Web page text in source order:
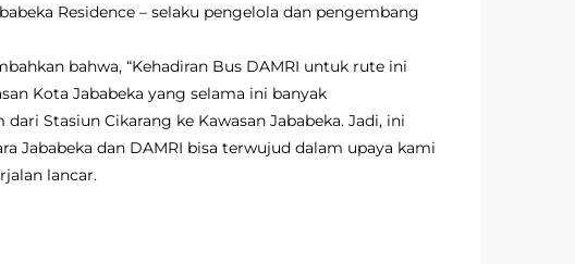
Residence – selaku pengelola dan pengembang
bahwa, “Kehadiran Bus DAMRI untuk rute ini
Kota Jababeka yang selama ini banyak
Stasiun Cikarang ke Kawasan Jababeka. Jadi, ini
Jababeka dan DAMRI bisa terwujud dalam upaya kami
lancar.